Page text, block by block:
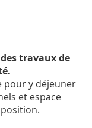
travaux de
pour y déjeuner
et espace